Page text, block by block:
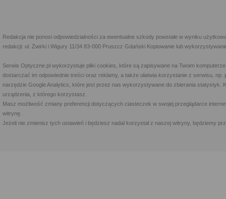
Redakcja nie ponosi odpowiedzialności za ewentualne szkody powstałe w wyniku
redakcji: ul. Żwirki i Wigury 11/34 83-000 Pruszcz Gdański Kopiowanie lub
Serwis Optyczne.pl wykorzystuje pliki cookies, które są zapisywane na Twoim
dostarczać im odpowiednie treści oraz reklamy, a także ułatwia korzystanie z serwisu,
narzędzie Google Analytics, które jest przez nas wykorzystywane do zbierania statystyk.
urządzenia, z którego korzystasz.
Masz możliwość zmiany preferencji dotyczących ciasteczek w swojej przeglądarce
witrynę.
Jeżeli nie zmienisz tych ustawień i będziesz nadal korzystał z naszej witryny, będziemy